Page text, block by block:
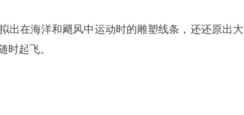
出在海洋和飓风中运动时的雕塑线条，还还原出大
时起飞。